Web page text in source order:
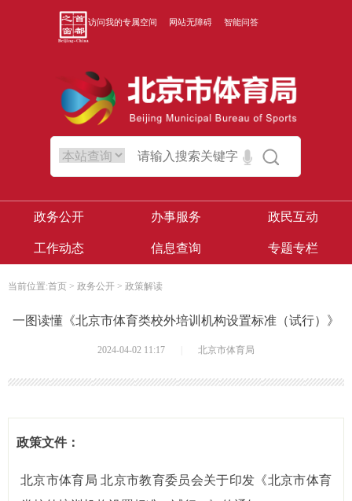
访问我的专属空间 网站无障碍 智能问答
政务公开 办事服务 政民互动
工作动态 信息查询 专题专栏
当前位置:首页 > 政务公开 > 政策解读
一图读懂《北京市体育类校外培训机构设置标准（试行）》
2024-04-02 11:17 北京市体育局
政策文件：
北京市体育局 北京市教育委员会关于印发《北京市体育